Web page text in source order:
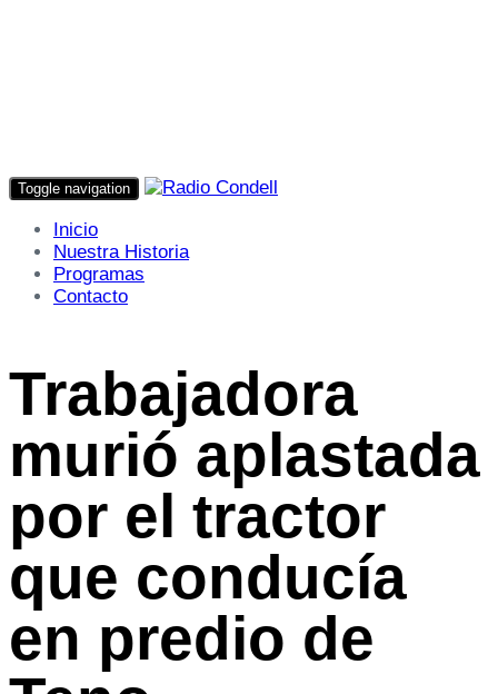
Toggle navigation
Inicio
Nuestra Historia
Programas
Contacto
Trabajadora
murió aplastada
por el tractor
que conducía
en predio de